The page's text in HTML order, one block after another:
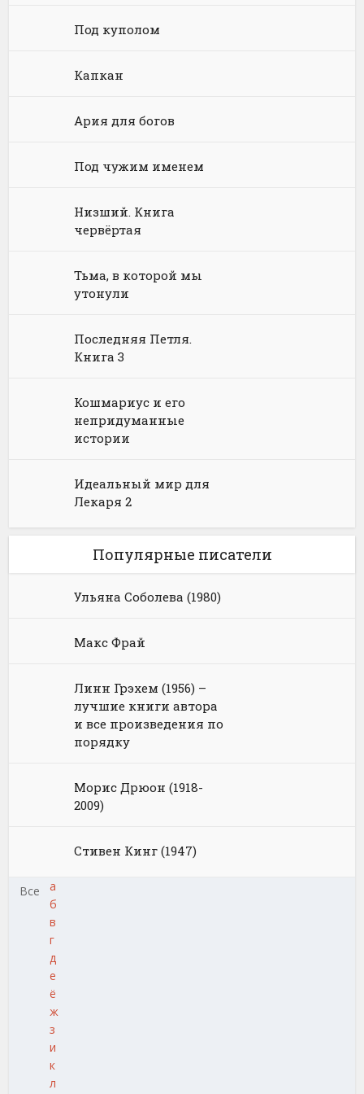
Философия
Языкознание
Энциклопедии
Киберпанк
Космическая фантастика
Социальная фантастика
Юмористическая фантастика
Книги про вампиров
Книги про волшебников
Ужасы и Мистика
Фэнтези про драконов
Юмористическое фэнтези
Юмористическая проза
Юмористические стихи
Под куполом
Капкан
Ария для богов
Под чужим именем
Низший. Книга
червёртая
Тьма, в которой мы
утонули
Последняя Петля.
Книга 3
Кошмариус и его
непридуманные
истории
Идеальный мир для
Лекаря 2
Популярные писатели
Ульяна Соболева (1980)
Макс Фрай
Линн Грэхем (1956) –
лучшие книги автора
и все произведения по
порядку
Морис Дрюон (1918-
2009)
Стивен Кинг (1947)
Все
а
б
в
г
д
е
ё
ж
з
и
к
л